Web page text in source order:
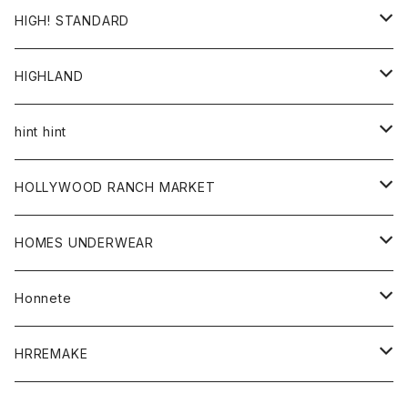
帽子
HIGH! STANDARD
アウター
ジャケット
トップス
シャツ
カーディガン
ボトム
グッズ
帽子
HIGHLAND
帽子
hint hint
ストール
HOLLYWOOD RANCH MARKET
アウター
カーディガン
コート
アクセサリー
ウォレット
キッズ
HOMES UNDERWEAR
アウター
カーディガン
キッズ
Honnete
ブラウス
HRREMAKE